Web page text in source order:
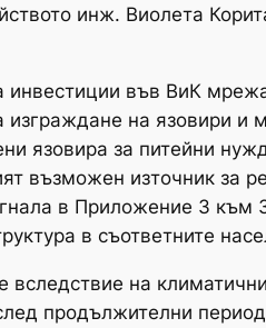
инж. Виолета
инвестиции във ВиК
на язовири
язовира за питейни
възможен източник за
в Приложение 3
в съответните
на
продължителни